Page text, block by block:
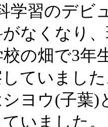
学習のデビ
なくなり
の畑で3年
ていまし
ヨウ(子葉
いました。